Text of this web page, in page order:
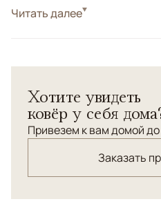
СтильКлассические
Читать далее
Хотите увидеть
ковёр у себя
Привезем к вам домой
Заказать